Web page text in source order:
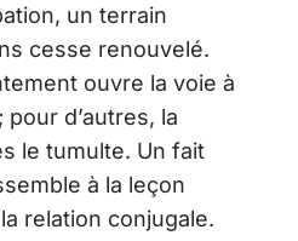
un terrain
cesse renouvelé.
ouvre la voie à
d’autres, la
le tumulte. Un fait
à la leçon
relation conjugale.